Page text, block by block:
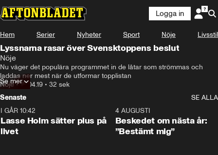
Logga in
Hem Serier Nyheter Sport Nöje Livsstil
Lyssnarna rasar över Svensktoppens beslut
Nöje
Nu väger det populära programmet in de låtar som strömmas och
laddas ner mest när de utformar topplistan
Nöje•15.04.19 • 32 sek
Se mer
Senaste
SE ALLA
I GÅR 10:42
Lasse Holm sätter plus på
livet
4 AUGUSTI
Beskedet om nästa år:
”Bestämt mig”